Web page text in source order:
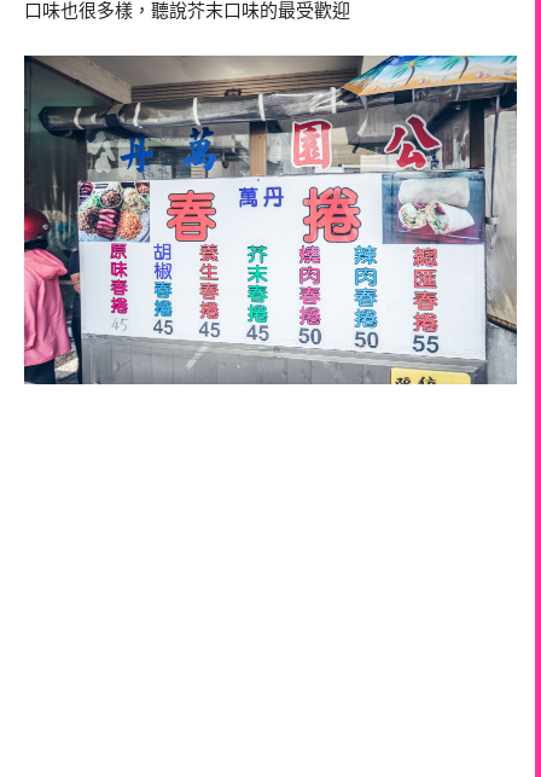
口味也很多樣，聽說芥末口味的最受歡迎